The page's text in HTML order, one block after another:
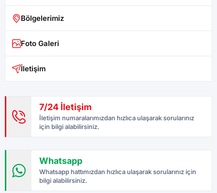
Bölgelerimiz
Foto Galeri
İletişim
7/24 İletişim
İletişim numaralarımızdan hızlıca ulaşarak sorularınız
için bilgi alabilirsiniz.
Whatsapp
Whatsapp hattımızdan hızlıca ulaşarak sorularınız için
bilgi alabilirsiniz.